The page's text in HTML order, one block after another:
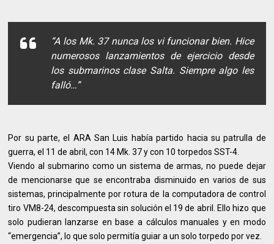
“A los Mk. 37 nunca los vi funcionar bien. Hice
numerosos lanzamientos de ejercicio desde
los submarinos clase Salta. Siempre algo les
falló…”
Por su parte, el ARA San Luis había partido hacia su patrulla de
guerra, el 11 de abril, con 14 Mk. 37 y con 10 torpedos SST-4.
Viendo al submarino como un sistema de armas, no puede dejar
de mencionarse que se encontraba disminuido en varios de sus
sistemas, principalmente por rotura de la computadora de control
tiro VM8-24, descompuesta sin solución el 19 de abril. Ello hizo que
solo pudieran lanzarse en base a cálculos manuales y en modo
“emergencia”, lo que solo permitía guiar a un solo torpedo por vez.